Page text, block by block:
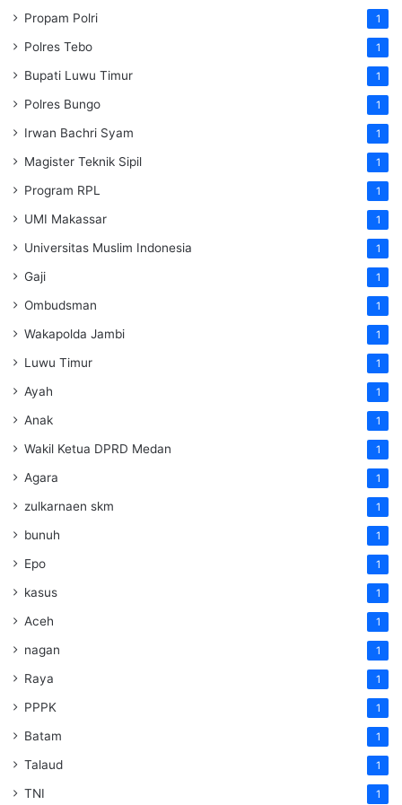
Propam Polri 1
Polres Tebo 1
Bupati Luwu Timur 1
Polres Bungo 1
Irwan Bachri Syam 1
Magister Teknik Sipil 1
Program RPL 1
UMI Makassar 1
Universitas Muslim Indonesia 1
Gaji 1
Ombudsman 1
Wakapolda Jambi 1
Luwu Timur 1
Ayah 1
Anak 1
Wakil Ketua DPRD Medan 1
Agara 1
zulkarnaen skm 1
bunuh 1
Epo 1
kasus 1
Aceh 1
nagan 1
Raya 1
PPPK 1
Batam 1
Talaud 1
TNI 1